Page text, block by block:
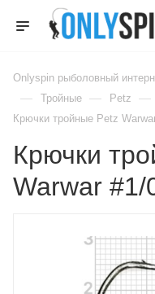
Onlyspin рыболовный
— Тройные — Petz —
Крючки тройные Petz
Крючки
Warwar